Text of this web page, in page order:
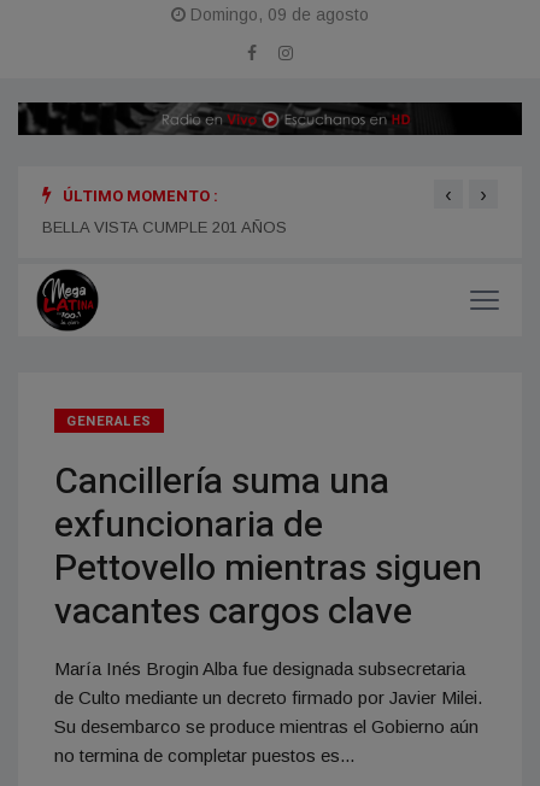
Domingo, 09 de agosto
ÚLTIMO MOMENTO :
BELLA VISTA CUMPLE 201 AÑOS
‹ ›
GENERALES
Cancillería suma una
exfuncionaria de
Pettovello mientras siguen
vacantes cargos clave
María Inés Brogin Alba fue designada subsecretaria
de Culto mediante un decreto firmado por Javier Milei.
Su desembarco se produce mientras el Gobierno aún
no termina de completar puestos es...